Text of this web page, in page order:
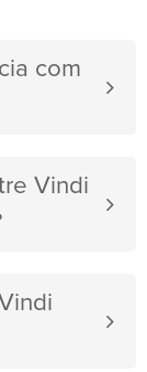
com
Vindi